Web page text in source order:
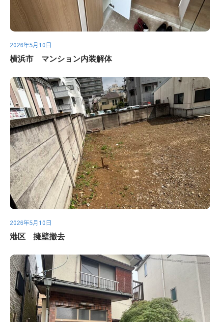
横浜市 マンション内装解体
2026年5月10日
港区 擁壁撤去
2026年5月10日